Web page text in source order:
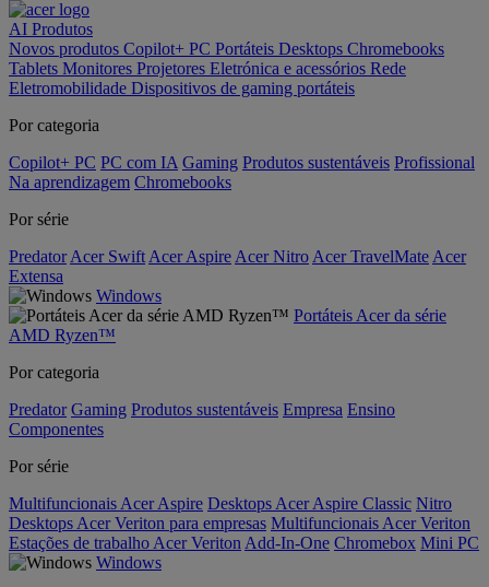
AI Produtos
Novos produtos Copilot+ PC Portáteis Desktops Chromebooks
Tablets Monitores Projetores Eletrónica e acessórios Rede
Eletromobilidade Dispositivos de gaming portáteis
Por categoria
Copilot+ PC PC com IA Gaming Produtos sustentáveis Profissional
Na aprendizagem Chromebooks
Por série
Predator Acer Swift Acer Aspire Acer Nitro Acer TravelMate Acer
Extensa
Windows
Portáteis Acer da série
AMD Ryzen™
Por categoria
Predator Gaming Produtos sustentáveis Empresa Ensino
Componentes
Por série
Multifuncionais Acer Aspire Desktops Acer Aspire Classic Nitro
Desktops Acer Veriton para empresas Multifuncionais Acer Veriton
Estações de trabalho Acer Veriton Add-In-One Chromebox Mini PC
Windows